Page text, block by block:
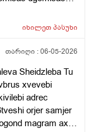
avdge
wamlebs
da yava
davlie axla 120-
tavbruda
wevs
იხილეთპასუხი
თარიღი :06-05-2026
Sheidzleba Tu
xvevebi
adrec
orjer samjer
magram axla